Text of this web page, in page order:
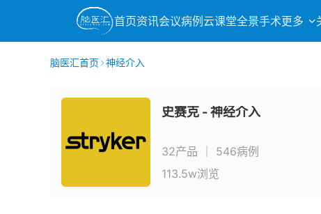
首页资讯会议病例 云课堂全景手术更多
脑医汇首页 神经介入
史赛克 - 神经介入
32产品
546病例
113.5w浏览